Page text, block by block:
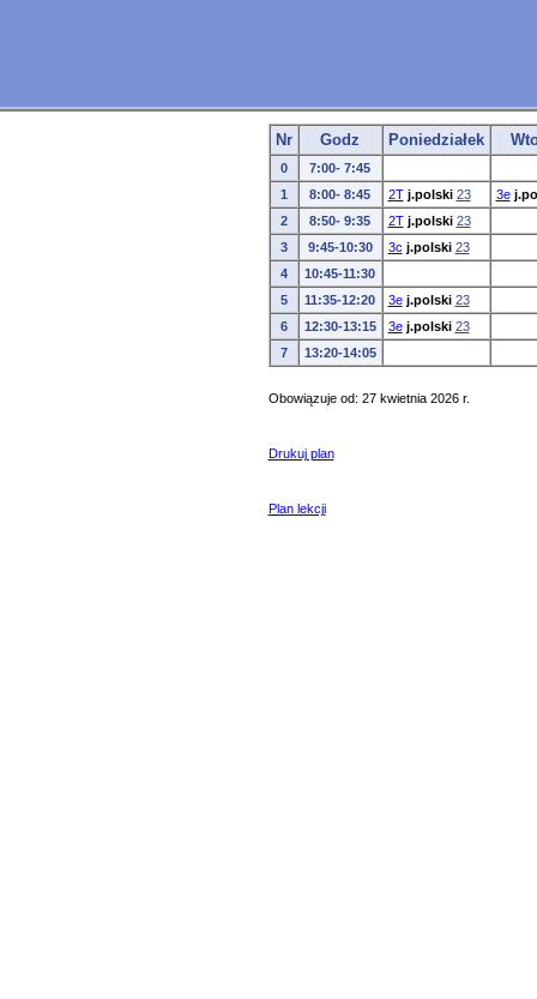
Nr Godz Poniedziałek
0
7:00- 7:45
1
8:00- 8:45 2T j.polski 23 3e
2
8:50- 9:35 2T j.polski 23
3
9:45-10:30 3c j.polski 23
4
10:45-11:30
5
11:35-12:20 3e j.polski 23
6
12:30-13:15 3e j.polski 23
7
13:20-14:05
Obowiązuje od: 27 kwietnia 2026 r.
Drukuj plan
Plan lekcji